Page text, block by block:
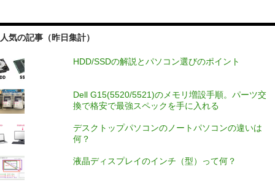
人気の記事（昨日集計）
HDD/SSDの解説とパソコン選びのポイント
Dell G15(5520/5521)のメモリ増設手順。パーツ交
換で格安で最強スペックを手に入れる
デスクトップパソコンのノートパソコンの違いは
何？
液晶ディスプレイのインチ（型）って何？